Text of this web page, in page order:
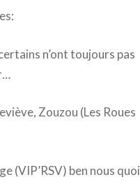
n’ont toujours pas
Zouzou (Les Roues
(VIP’RSV) ben nous quoi